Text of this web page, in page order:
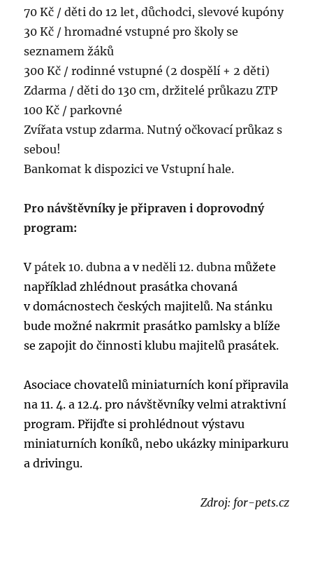
70 Kč / děti do 12 let, důchodci, slevové kupóny
30 Kč / hromadné vstupné pro školy se
seznamem žáků
300 Kč / rodinné vstupné (2 dospělí + 2 děti)
Zdarma / děti do 130 cm, držitelé průkazu ZTP
100 Kč / parkovné
Zvířata vstup zdarma. Nutný očkovací průkaz s
sebou!
Bankomat k dispozici ve Vstupní hale.
Pro návštěvníky je připraven i doprovodný
program:
Vpátek 10. dubna a vneděli 12. dubnamůžete
například zhlédnout prasátka chovaná
v domácnostech českých majitelů. Na stánku
bude možné nakrmit prasátko pamlsky a blíže
se zapojit do činnosti klubu majitelů prasátek.
Asociace chovatelů miniaturních koní připravila
na 11. 4. a 12.4. pro návštěvníky velmi atraktivní
program. Přijďte si prohlédnout výstavu
miniaturních koníků, nebo ukázky miniparkuru
a drivingu.
Zdroj: for-pets.cz